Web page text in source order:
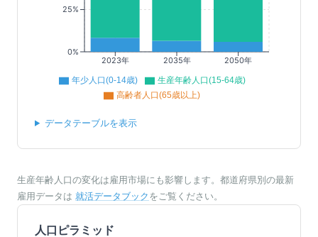
2023年 2035年 2050年
0%
25%
年少人口(0-14歳)
生産年齢人口(15-64歳)
高齢者人口(65歳以上)
データテーブルを表示
生産年齢人口の変化は雇用市場にも影響します。都道府県別の最新
雇用データは 就活データブック をご覧ください。
人口ピラミッド